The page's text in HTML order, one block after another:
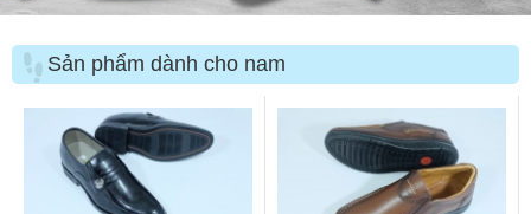
Sản phẩm dành cho nam